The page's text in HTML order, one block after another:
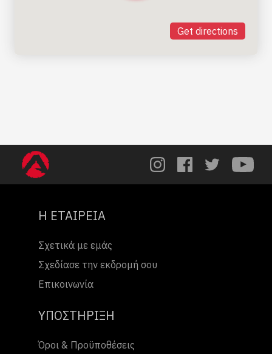
Get directions
Η ΕΤΑΙΡΕΙΑ
Σχετικά με εμάς
Σχεδίασε την εκδρομή σου
Επικοινωνία
ΥΠΟΣΤΗΡΙΞΗ
Όροι & Προϋποθέσεις